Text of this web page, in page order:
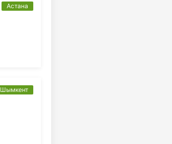
Астана
Шымкент